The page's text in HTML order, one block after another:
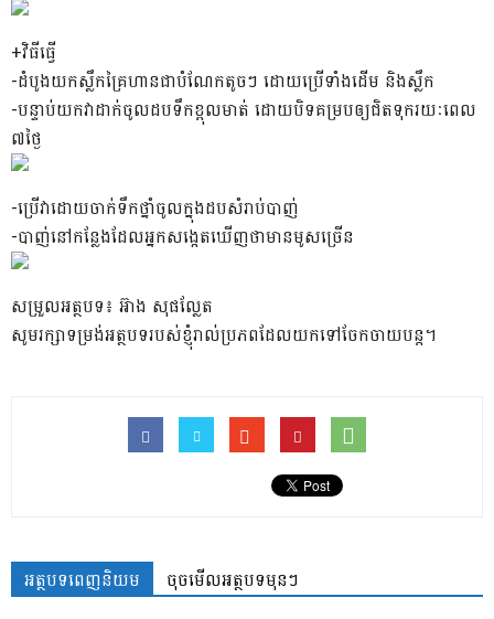
+វិធីធ្វើ
-ដំបូងយកស្លឹកគ្រៃហានជាបំណែកតូចៗ ដោយប្រើទាំងដើម និងស្លឹក
-បន្ទាប់យកវាដាក់ចូលដបទឹកខ្ពុលមាត់ ដោយបិទគម្របឲ្យជិតទុករយៈពេល
៧ថ្ងៃ
-ប្រើវាដោយចាក់ទឹកថ្នាំចូលក្នុងដបសំរាប់បាញ់
-បាញ់នៅកន្លែងដែលអ្នកសង្កេតឃើញថាមានមូសច្រើន
សម្រួលអត្ថបទ៖ អ៊ាង សុផល្លែត
សូមរក្សាទម្រង់អត្ថបទរបស់ខ្ញុំរាល់ប្រភពដែលយកទៅចែកចាយបន្ត។
អត្ថបទពេញនិយម
ចុចមើលអត្ថបទមុនៗ